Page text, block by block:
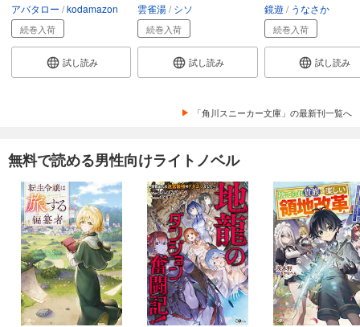
アバタロー kodamazon
続巻入荷
試し読み
雲雀湯 シソ
続巻入荷
試し読み
鏡遊 うなさか
続巻入荷
試し読み
「角川スニーカー文庫」の最新刊一覧へ
無料で読める男性向けライトノベル